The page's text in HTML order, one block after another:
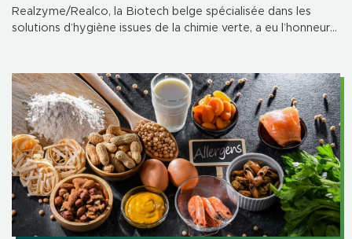
Realzyme/Realco, la Biotech belge spécialisée dans les
solutions d’hygiène issues de la chimie verte, a eu l’honneur
santé mentale en entreprise.